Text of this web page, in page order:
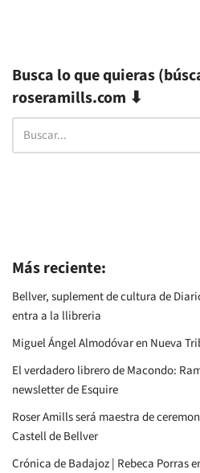
Busca lo que quieras
roseramills.com ⬇
Más reciente:
Bellver, suplement de cultura de
entra a la llibreria
Miguel Ángel Almodóvar en Nueva
El verdadero librero de Macondo:
newsletter de Esquire
Roser Amills será maestra de
Castell de Bellver
Crónica de Badajoz | Rebeca Porras